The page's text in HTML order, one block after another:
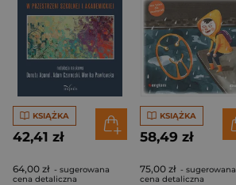
KSIĄŻKA
42,41 zł
64,00 zł - sugerowana
cena detaliczna
KSIĄŻKA
58,49 zł
75,00 zł - sugerowana
cena detaliczna